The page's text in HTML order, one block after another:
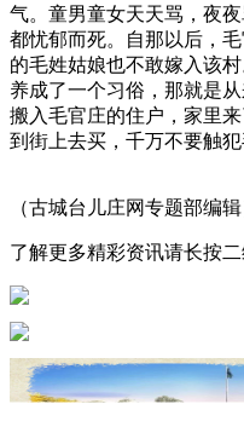
气。童男童女天天骂，夜
都忧郁而死。自那以后，
的毛姓姑娘也不敢嫁入该
养成了一个习俗，那就是
搬入毛官庄的住户，家里
到街上去买，千万不要触
（古城台儿庄网专题部编辑
了解更多精彩资讯请长按